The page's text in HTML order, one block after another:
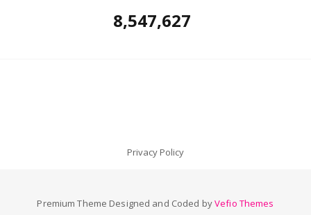
8,547,627
Privacy Policy
Premium Theme Designed and Coded byVefio Themes